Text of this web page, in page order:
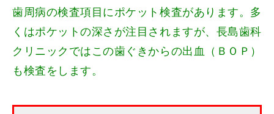
歯周病の検査項目にポケット検査があります。多
くはポケットの深さが注目されますが、長島歯科
クリニックではこの歯ぐきからの出血（ＢＯＰ）
も検査をします。